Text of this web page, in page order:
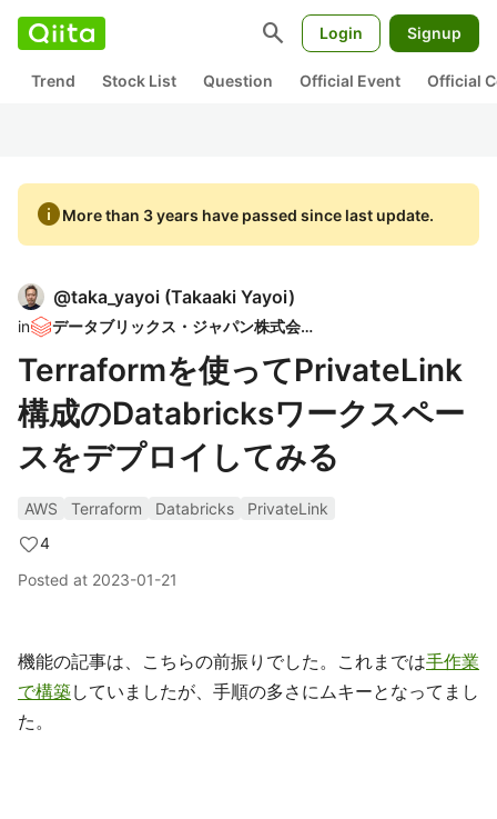
search Login Signup
Trend Stock List Question Official Event Official
infoMore than 3 years have passed since last update.
@taka_yayoi (Takaaki Yayoi)
in データブリックス・ジャパン株式会社
Terraformを使ってPrivateLink
構成のDatabricksワークスペー
スをデプロイしてみる
AWS Terraform Databricks
PrivateLink
4
Posted at 2023-01-21
機能の記事は、こちらの前振りでした。これまでは手作業
で構築していましたが、手順の多さにムキーとなってまし
た。